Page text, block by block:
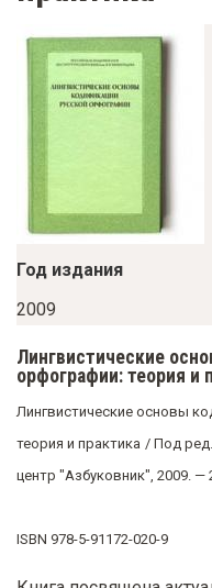
Год издания
2009
Лингвистические
орфографии: теория и
Лингвистические основы
теория и практика / Под
центр "Азбуковник", 2009. —
ISBN 978-5-91172-020-9